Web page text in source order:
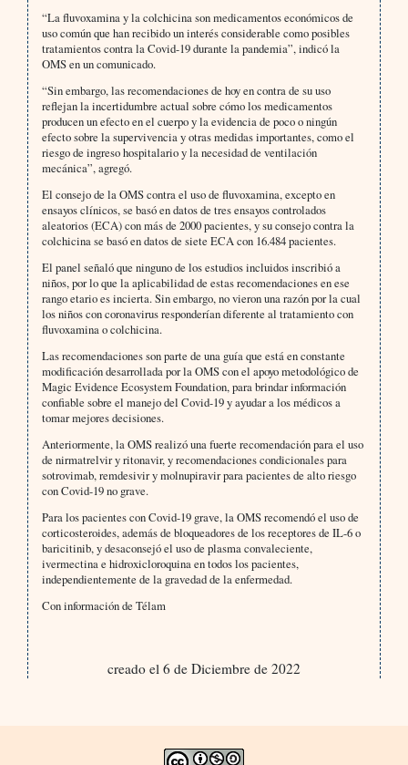
“La fluvoxamina y la colchicina son medicamentos económicos de
uso común que han recibido un interés considerable como posibles
tratamientos contra la Covid-19 durante la pandemia”, indicó la
OMS en un comunicado.
“Sin embargo, las recomendaciones de hoy en contra de su uso
reflejan la incertidumbre actual sobre cómo los medicamentos
producen un efecto en el cuerpo y la evidencia de poco o ningún
efecto sobre la supervivencia y otras medidas importantes, como el
riesgo de ingreso hospitalario y la necesidad de ventilación
mecánica”, agregó.
El consejo de la OMS contra el uso de fluvoxamina, excepto en
ensayos clínicos, se basó en datos de tres ensayos controlados
aleatorios (ECA) con más de 2000 pacientes, y su consejo contra la
colchicina se basó en datos de siete ECA con 16.484 pacientes.
El panel señaló que ninguno de los estudios incluidos inscribió a
niños, por lo que la aplicabilidad de estas recomendaciones en ese
rango etario es incierta. Sin embargo, no vieron una razón por la cual
los niños con coronavirus responderían diferente al tratamiento con
fluvoxamina o colchicina.
Las recomendaciones son parte de una guía que está en constante
modificación desarrollada por la OMS con el apoyo metodológico de
Magic Evidence Ecosystem Foundation, para brindar información
confiable sobre el manejo del Covid-19 y ayudar a los médicos a
tomar mejores decisiones.
Anteriormente, la OMS realizó una fuerte recomendación para el uso
de nirmatrelvir y ritonavir, y recomendaciones condicionales para
sotrovimab, remdesivir y molnupiravir para pacientes de alto riesgo
con Covid-19 no grave.
Para los pacientes con Covid-19 grave, la OMS recomendó el uso de
corticosteroides, además de bloqueadores de los receptores de IL-6 o
baricitinib, y desaconsejó el uso de plasma convaleciente,
ivermectina e hidroxicloroquina en todos los pacientes,
independientemente de la gravedad de la enfermedad.
Con información de Télam
creado el 6 de Diciembre de 2022